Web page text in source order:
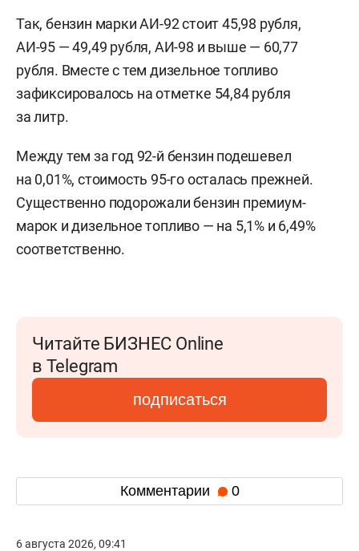
Так, бензин марки АИ-92 стоит 45,98 рубля,
АИ-95 — 49,49 рубля, АИ-98 и выше — 60,77
рубля. Вместе с тем дизельное топливо
зафиксировалось на отметке 54,84 рубля
за литр.
Между тем за год 92-й бензин подешевел
на 0,01%, стоимость 95-го осталась прежней.
Существенно подорожали бензин премиум-
марок и дизельное топливо — на 5,1% и 6,49%
соответственно.
Читайте БИЗНЕС Online
в Telegram
подписаться
Комментарии 0
6 августа 2026, 09:41